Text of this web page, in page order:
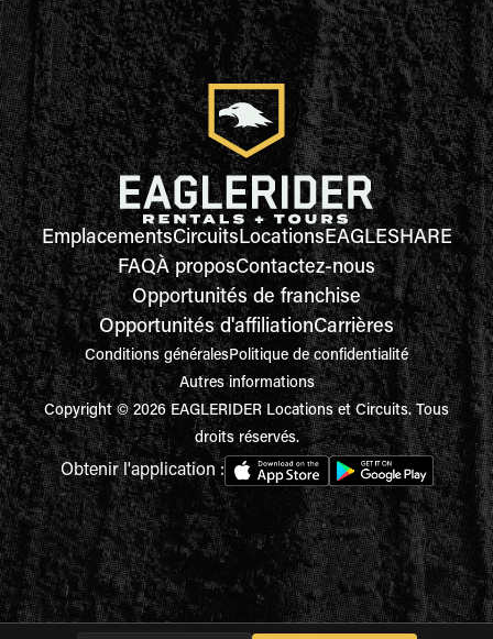
EmplacementsCircuitsLocationsEAGLESHARE
FAQÀ proposContactez-nous
Opportunités de franchise
Opportunités d'affiliationCarrières
Conditions généralesPolitique de confidentialité
Autres informations
Copyright © 2026 EAGLERIDER Locations et Circuits. Tous
droits réservés.
Obtenir l'application :